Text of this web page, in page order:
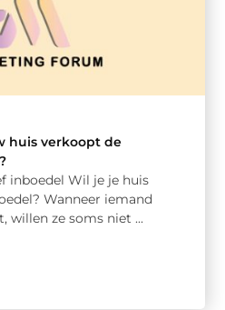
huis verkoopt de
inboedel Wil je je huis
Wanneer iemand
willen ze soms niet ...